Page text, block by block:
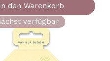
den Warenkorb
verfügbar